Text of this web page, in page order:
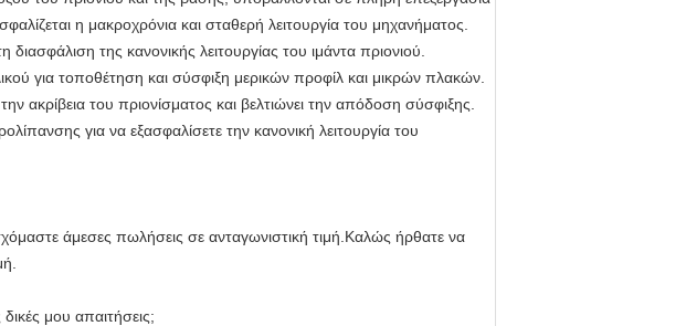
η μακροχρόνια και σταθερή λειτουργία του μηχανήματος.
της κανονικής λειτουργίας του ιμάντα πριονιού.
για τοποθέτηση και σύσφιξη μερικών προφίλ και μικρών πλακών.
ακρίβεια του πριονίσματος και βελτιώνει την απόδοση σύσφιξης.
για να εξασφαλίσετε την κανονική λειτουργία του
άμεσες πωλήσεις σε ανταγωνιστική τιμή.Καλώς ήρθατε να
μου απαιτήσεις;